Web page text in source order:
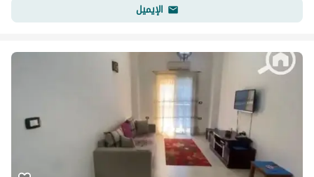
الإيميل